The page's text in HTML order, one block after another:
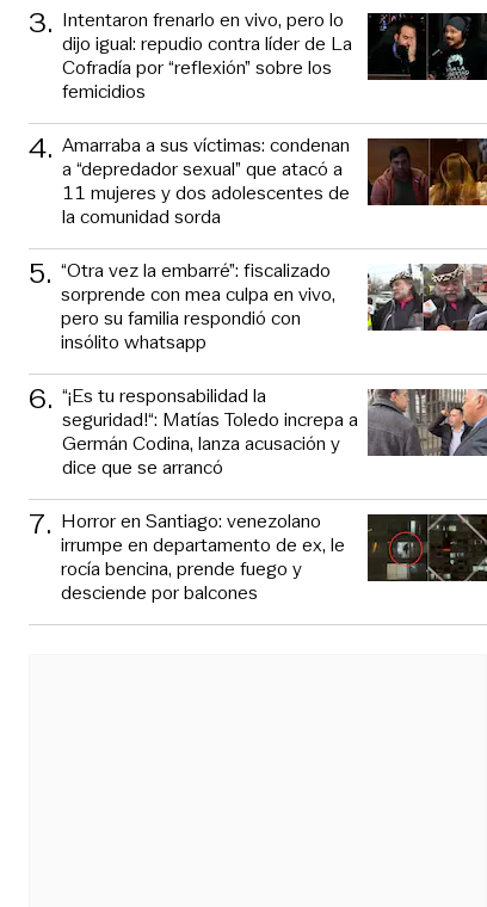
3. Intentaron frenarlo en vivo, pero lo
dijo igual: repudio contra líder de La
Cofradía por “reflexión” sobre los
femicidios
4. Amarraba a sus víctimas: condenan
a “depredador sexual” que atacó a
11 mujeres y dos adolescentes de
la comunidad sorda
5. “Otra vez la embarré”: fiscalizado
sorprende con mea culpa en vivo,
pero su familia respondió con
insólito whatsapp
6. “¡Es tu responsabilidad la
seguridad!“: Matías Toledo increpa a
Germán Codina, lanza acusación y
dice que se arrancó
7. Horror en Santiago: venezolano
irrumpe en departamento de ex, le
rocía bencina, prende fuego y
desciende por balcones